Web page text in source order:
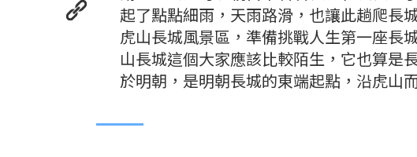
起了點點細雨，天雨路滑，也讓此趟爬長
虎山長城風景區，準備挑戰人生第一座長
山長城這個大家應該比較陌生，它也算是
於明朝，是明朝長城的東端起點，沿虎山